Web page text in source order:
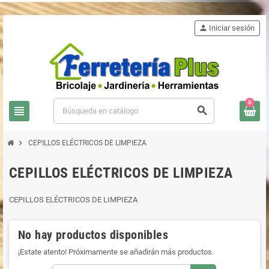
view_headline search
person Iniciar sesión
0
chevron_right CEPILLOS ELÉCTRICOS DE LIMPIEZA
CEPILLOS ELÉCTRICOS DE LIMPIEZA
CEPILLOS ELÉCTRICOS DE LIMPIEZA
No hay productos disponibles
¡Estate atento! Próximamente se añadirán más productos.